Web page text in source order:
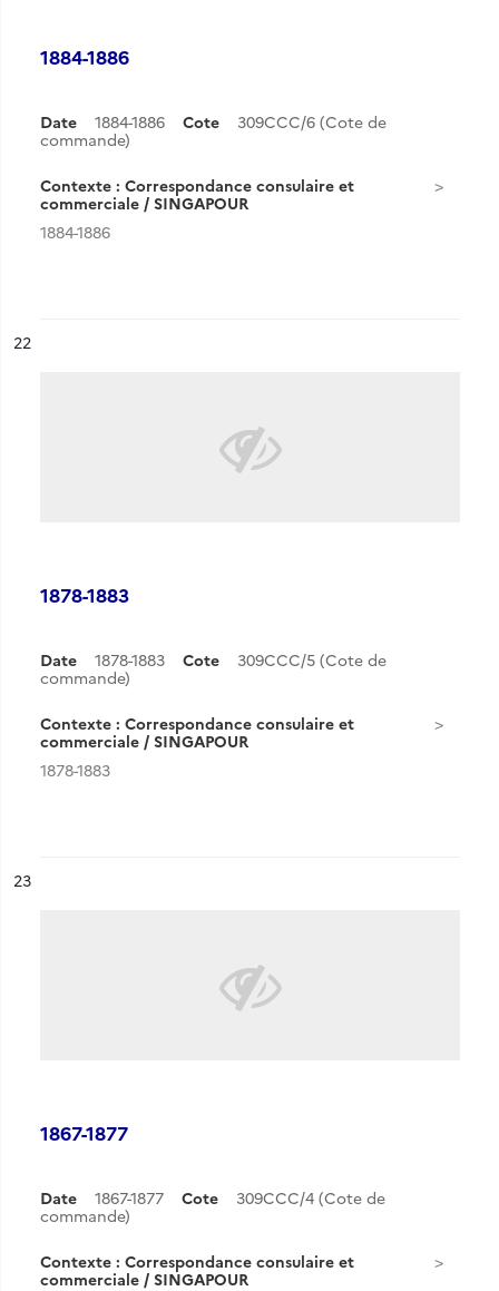
1884-1886
Date 1884-1886 Cote
309CCC/6 (Cote de
commande)
Contexte : Correspondance consulaire et
commerciale / SINGAPOUR
1884-1886
n°
22
1878-1883
Date 1878-1883 Cote
309CCC/5 (Cote de
commande)
Contexte : Correspondance consulaire et
commerciale / SINGAPOUR
1878-1883
n°
23
1867-1877
Date 1867-1877 Cote
309CCC/4 (Cote de
commande)
Contexte : Correspondance consulaire et
commerciale / SINGAPOUR